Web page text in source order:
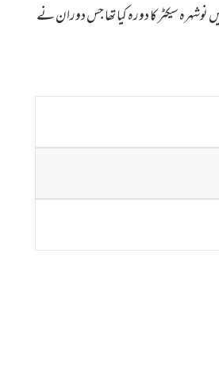
سیکٹر کا دورہ کیا تھا جس دوران نے